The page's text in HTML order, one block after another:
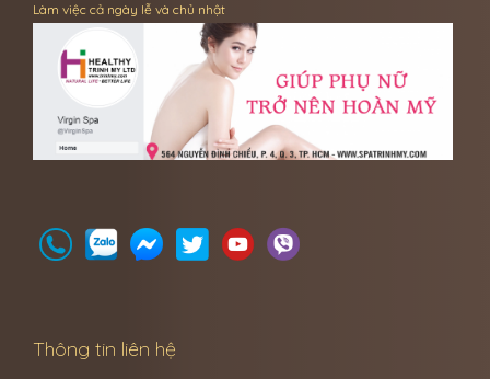
Làm việc cả ngày lễ và chủ nhật
Thông tin liên hệ